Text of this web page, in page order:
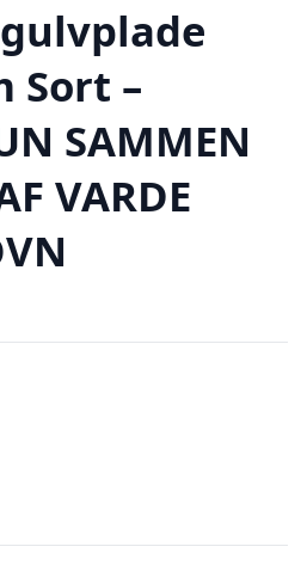
Sort –
SAMMEN
VARDE